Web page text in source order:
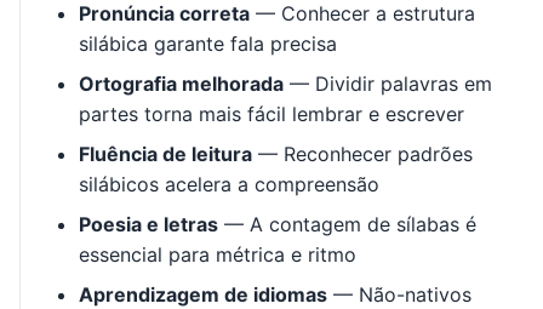
Pronúncia correta — Conhecer a estrutura
silábica garante fala precisa
Ortografia melhorada — Dividir palavras em
partes torna mais fácil lembrar e escrever
Fluência de leitura — Reconhecer padrões
silábicos acelera a compreensão
Poesia e letras — A contagem de sílabas é
essencial para métrica e ritmo
Aprendizagem de idiomas — Não-nativos